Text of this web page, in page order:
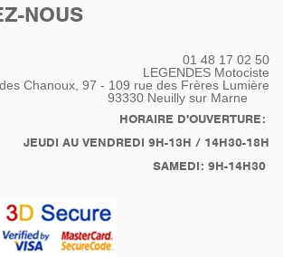
NOUS
01 48 17 02 50
LEGENDES Motociste
Chanoux, 97 - 109 rue des Frères Lumière
93330 Neuilly sur Marne
HORAIRE D'OUVERTURE:
JEUDI AU VENDREDI 9H-13H / 14H30-18H
SAMEDI: 9H-14H30